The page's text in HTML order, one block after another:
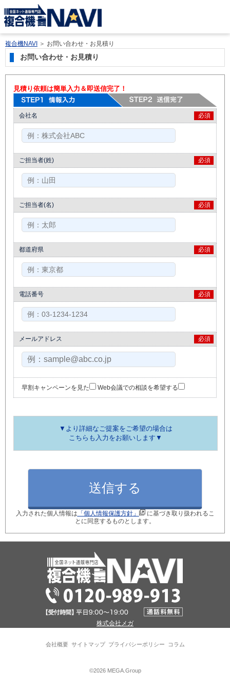
複合機NAVI ＞ お問い合わせ・お見積り
お問い合わせ・お見積り
見積り依頼は簡単入力＆即送信完了！
会社名 必須
ご担当者(姓) 必須
ご担当者(名) 必須
都道府県 必須
電話番号 必須
メールアドレス 必須
早割キャンペーンを見た Web会議での相談を希望する
▼より詳細なご提案をご希望の場合は
こちらも入力をお願いします▼
月間使用枚数_カラー
ご検討のきっかけ
※現在のコピー機の後継機種を選定します！
入力された個人情報は 「個人情報保護方針」
に基づき取り扱われるこ
とに同意するものとします。
株式会社メガ
会社概要 サイトマップ プライバシーポリシー コラム
©2026 MEGA.Group